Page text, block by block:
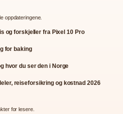
oppdateringene.
og forskjeller fra Pixel 10 Pro
for baking
hvor du ser den i Norge
reiseforsikring og kostnad 2026
for lesere.